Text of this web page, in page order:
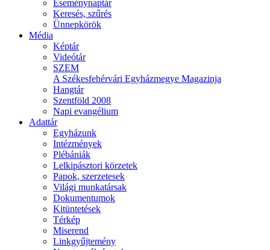
Eseménynaptár
Keresés, szűrés
Ünnepkörök
Média
Képtár
Videótár
SZEM
A Székesfehérvári Egyházmegye Magazinja
Hangtár
Szentföld 2008
Napi evangélium
Adattár
Egyházunk
Intézmények
Plébániák
Lelkipásztori körzetek
Papok, szerzetesek
Világi munkatársak
Dokumentumok
Kitüntetések
Térkép
Miserend
Linkgyűjtemény